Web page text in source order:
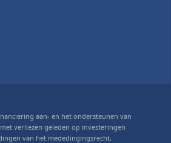
aan- en het ondersteunen van
verliezen geleden op investeringen
van het mededingingsrecht,